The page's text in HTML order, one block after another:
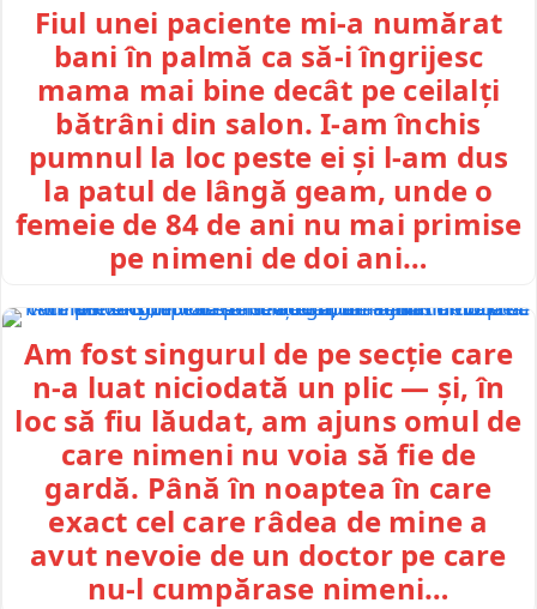
Fiul unei paciente mi-a numărat
bani în palmă ca să-i îngrijesc
mama mai bine decât pe ceilalți
bătrâni din salon. I-am închis
pumnul la loc peste ei și l-am dus
la patul de lângă geam, unde o
femeie de 84 de ani nu mai primise
pe nimeni de doi ani…
Am fost singurul de pe secție care
n-a luat niciodată un plic — și, în
loc să fiu lăudat, am ajuns omul de
care nimeni nu voia să fie de
gardă. Până în noaptea în care
exact cel care râdea de mine a
avut nevoie de un doctor pe care
nu-l cumpărase nimeni…